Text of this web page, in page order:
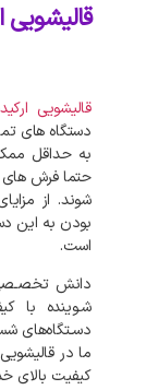
قالیشویی
قالیشویی
دستگاه‌ های
به حداقل
حتما فرش‌ های
شوند. از
بودن به این
است.
دانش
شـوینده با
دسـتگاه‌های
ما در قالیشویی
کیفیت بالای